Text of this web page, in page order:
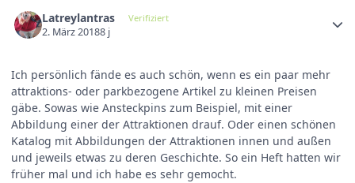
Latreylantras Verifiziert
2. März 20188 j
Ich persönlich fände es auch schön, wenn es ein paar mehr
attraktions- oder parkbezogene Artikel zu kleinen Preisen
gäbe. Sowas wie Ansteckpins zum Beispiel, mit einer
Abbildung einer der Attraktionen drauf. Oder einen schönen
Katalog mit Abbildungen der Attraktionen innen und außen
und jeweils etwas zu deren Geschichte. So ein Heft hatten wir
früher mal und ich habe es sehr gemocht.